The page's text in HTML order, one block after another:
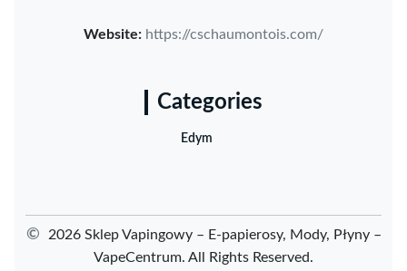
Website: https://cschaumontois.com/
Categories
Edym
©
2026 Sklep Vapingowy – E-papierosy, Mody, Płyny –
VapeCentrum. All Rights Reserved.